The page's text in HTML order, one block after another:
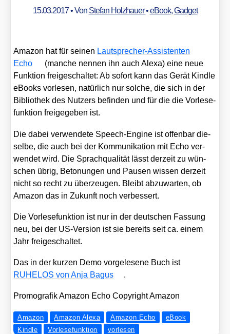
15.03.2017• Von Stefan Holzhauer•eBook,Gadget
Ama­zon hat für sei­nen Laut­spre­cher-Assis­ten­ten
Echo
(man­che nen­nen ihn auch Ale­xa) eine neue
Funk­ti­on frei­ge­schal­tet: Ab sofort kann das Gerät Kind­le
eBooks vor­le­sen, natür­lich nur sol­che, die sich in der
Biblio­thek des Nut­zers befin­den und für die die Vor­le­se­
funk­ti­on frei­ge­ge­ben ist.
Die dabei ver­wen­de­te Speech-Engi­ne ist offen­bar die­
sel­be, die auch bei der Kom­mu­ni­ka­ti­on mit Echo ver­
wen­det wird. Die Sprach­qua­li­tät lässt der­zeit zu wün­
schen übrig, Beto­nun­gen und Pau­sen wis­sen der­zeit
nicht so recht zu über­zeu­gen. Bleibt abzu­war­ten, ob
Ama­zon das in Zukunft noch ver­bes­sert.
Die Vor­le­se­funk­ti­on ist nur in der deut­schen Fas­sung
neu, bei der US-Ver­si­on ist sie bereits seit ca. einem
Jahr frei­ge­schal­tet.
Das in der kur­zen Demo vor­ge­le­se­ne Buch ist
RUHELOS von Anja Bagus
.
Pro­mo­gra­fik Ama­zon Echo Copy­right Ama­zon
Amazon Amazon Alexa Amazon Echo
eBook
Kindle
Vorlesefunktion vorlesen